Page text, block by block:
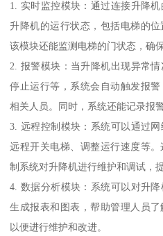
1. 实时监控模块：通过连接升降
升降机的运行状态，包括电梯的
该模块还能监测电梯的门状态，确
2. 报警模块：当升降机出现异常
停止运行等，系统会自动触发报
相关人员。同时，系统还能记录报
3. 远程控制模块：系统可以通过
远程开关电梯、调整运行速度等
制系统对升降机进行维护和调试，
4. 数据分析模块：系统可以对升
生成报表和图表，帮助管理人员
以便进行维护和改进。